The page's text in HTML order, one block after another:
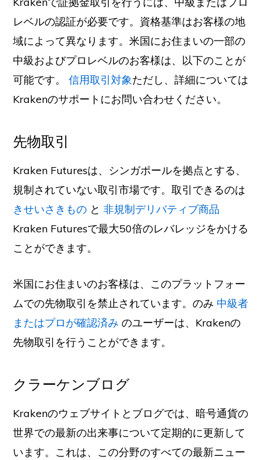
レベルの認証が必要です。資格基準はお客様の地
域によって異なります。米国にお住まいの一部の
中級およびプロレベルのお客様は、以下のことが
可能です。信用取引対象ただし、詳細については
Krakenのサポートにお問い合わせください。
先物取引
Kraken Futuresは、シンガポールを拠点とする、
規制されていない取引市場です。取引できるのは
きせいさきもの と非規制デリバティブ商品
Kraken Futuresで最大50倍のレバレッジをかける
ことができます。
米国にお住まいのお客様は、このプラットフォー
ムでの先物取引を禁止されています。のみ 中級者
またはプロが確認済み のユーザーは、Krakenの
先物取引を行うことができます。
クラーケンブログ
Krakenのウェブサイトとブログでは、暗号通貨の
世界での最新の出来事について定期的に更新して
います。これは、この分野のすべての最新ニュー